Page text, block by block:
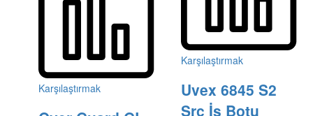
Karşılaştırmak
Karşılaştırmak
Uvex 6845 S2
Src İş Botu